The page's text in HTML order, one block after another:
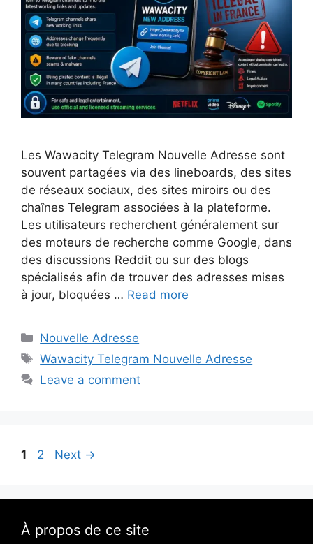
Les Wawacity Telegram Nouvelle Adresse sont
souvent partagées via des lineboards, des sites
de réseaux sociaux, des sites miroirs ou des
chaînes Telegram associées à la plateforme.
Les utilisateurs recherchent généralement sur
des moteurs de recherche comme Google, dans
des discussions Reddit ou sur des blogs
spécialisés afin de trouver des adresses mises
à jour, bloquées … Read more
Categories
Nouvelle Adresse
Tags
Wawacity Telegram Nouvelle Adresse
Leave a comment
Page
1 Page
2 Next →
À propos de ce site